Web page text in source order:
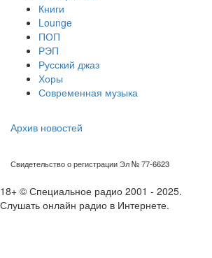
Книги
Lounge
ПОП
РЭП
Русский джаз
Хоры
Современная музыка
Архив новостей
Свидетельство о регистрации Эл № 77-6623
18+ © Специальное радио 2001 - 2025.
Слушать онлайн радио в Интернете.